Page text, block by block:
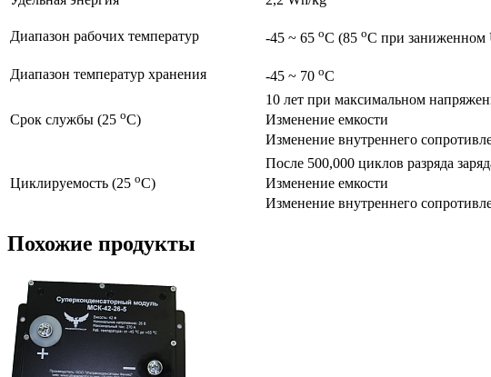
Диапазон рабочих температур -45 ~ 65 oC (85 oC при заниженном
Диапазон температур хранения -45 ~ 70 oC
Срок службы (25 oC)
10 лет при максимальном
Изменение емкости
Изменение внутреннего
Циклируемость (25 oC)
После 500,000 циклов разряда
Изменение емкости
Изменение внутреннего
Похожие продукты